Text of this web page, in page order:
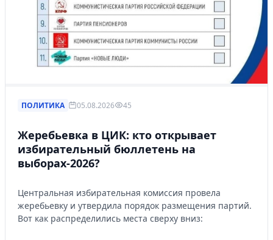
ПОЛИТИКА 05.08.2026 45
Жеребьевка в ЦИК: кто открывает
избирательный бюллетень на
выборах-2026?
Центральная избирательная комиссия провела
жеребьевку и утвердила порядок размещения партий.
Вот как распределились места сверху вниз: